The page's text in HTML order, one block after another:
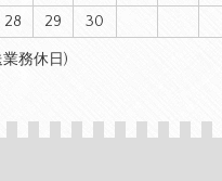
28 29 30
務休日)